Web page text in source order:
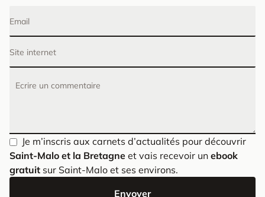
Email
Site internet
Je m’inscris aux carnets d’actualités pour découvrir
Saint-Malo et la Bretagne et vais recevoir un ebook
gratuit sur Saint-Malo et ses environs.
Envoyer